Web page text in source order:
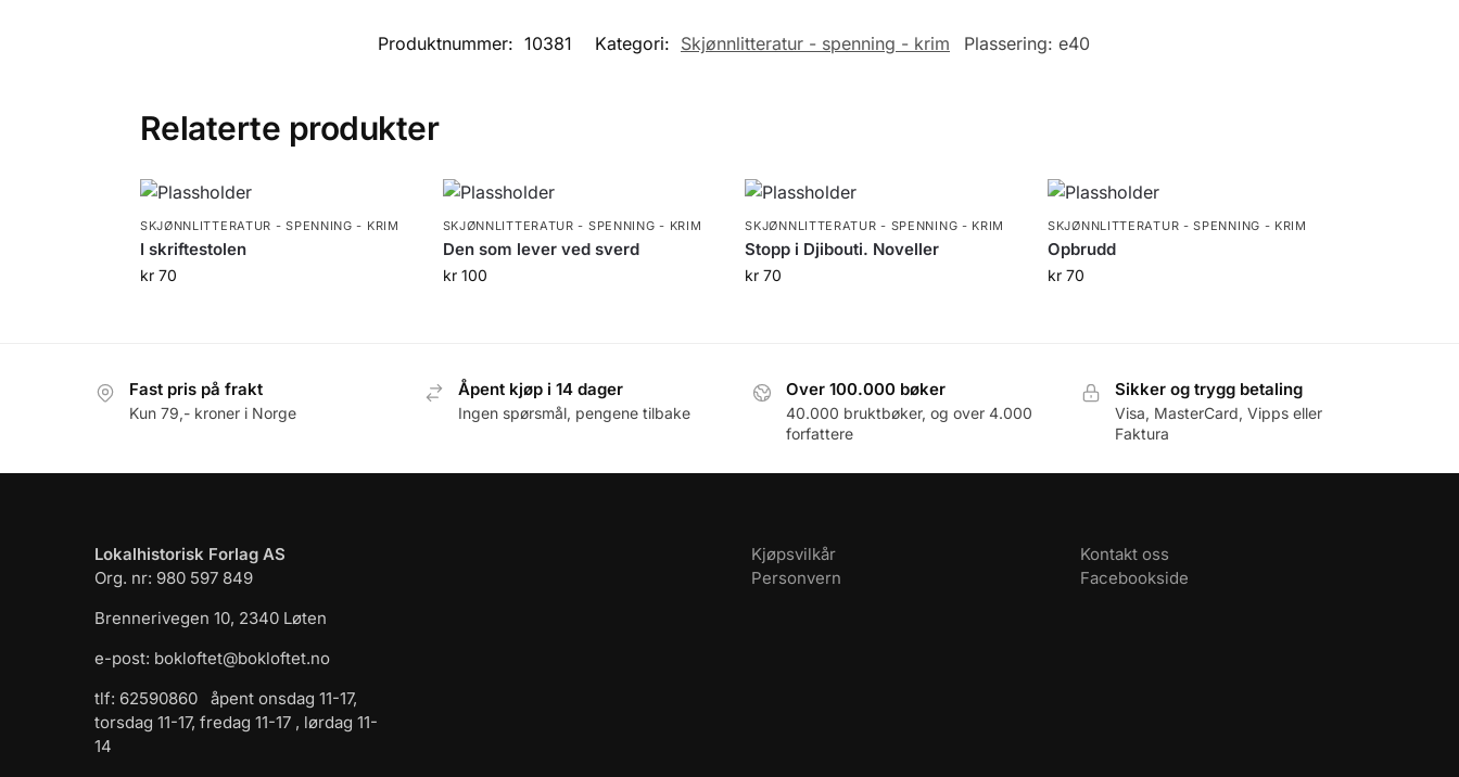
Produktnummer: 10381 Kategori: Skjønnlitteratur - spenning - krim Plassering: e40
Relaterte produkter
SKJØNNLITTERATUR - SPENNING - KRIM
I skriftestolen
kr70
SKJØNNLITTERATUR - SPENNING - KRIM
Den som lever ved sverd
kr100
SKJØNNLITTERATUR - SPENNING - KRIM
Stopp i Djibouti. Noveller
kr 70
SKJØNNLITTERATUR - SPENNING - KRIM
Opbrudd
kr 70
Fast pris på frakt
Kun 79,- kroner i Norge
Åpent kjøp i 14 dager
Ingen spørsmål, pengene tilbake
Over 100.000 bøker
40.000 bruktbøker, og over 4.000
forfattere
Sikker og trygg betaling
Visa, MasterCard, Vipps eller
Faktura
Lokalhistorisk Forlag AS
Org. nr: 980 597 849
Brennerivegen 10, 2340 Løten
e-post: bokloftet@bokloftet.no
tlf: 62590860 åpent onsdag 11-17,
torsdag 11-17, fredag 11-17 , lørdag 11-
14
Kjøpsvilkår
Personvern
Kontakt oss
Facebookside